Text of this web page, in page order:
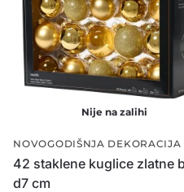
Nije na zalihi
NOVOGODIŠNJA DEKORACIJA
42 staklene kuglice zlatne
d7 cm